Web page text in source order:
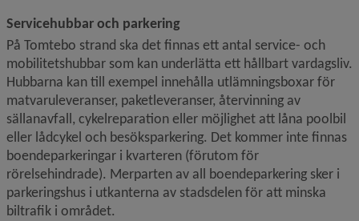
Servicehubbar och parkering
På Tomtebo strand ska det finnas ett antal service- och
mobilitetshubbar som kan underlätta ett hållbart vardagsliv.
Hubbarna kan till exempel innehålla utlämningsboxar för
matvaruleveranser, paketleveranser, återvinning av
sällanavfall, cykelreparation eller möjlighet att låna poolbil
eller lådcykel och besöksparkering. Det kommer inte finnas
boende­parkeringar i kvarteren (förutom för
rörelsehindrade). Merparten av all boendeparkering sker i
parkeringshus i utkanterna av stadsdelen för att minska
biltrafik i området.